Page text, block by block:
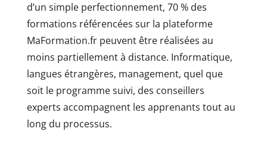
d’un simple perfectionnement, 70 % des
formations référencées sur la plateforme
MaFormation.fr peuvent être réalisées au
moins partiellement à distance. Informatique,
langues étrangères, management, quel que
soit le programme suivi, des conseillers
experts accompagnent les apprenants tout au
long du processus.